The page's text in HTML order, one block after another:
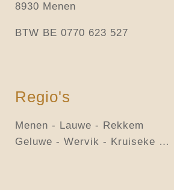
8930 Menen
BTW BE 0770 623 527
Regio's
Menen - Lauwe - Rekkem
Geluwe - Wervik - Kruiseke …